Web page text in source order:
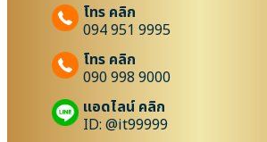
โทร คลิก
094 951 9995
โทร คลิก
090 998 9000
แอดไลน์ คลิก
ID: @it99999